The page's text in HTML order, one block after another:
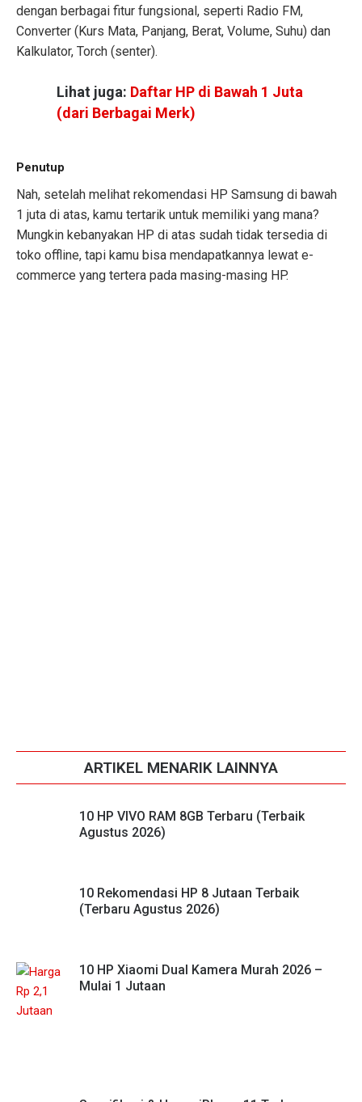
dengan berbagai fitur fungsional, seperti Radio FM,
Converter (Kurs Mata, Panjang, Berat, Volume, Suhu) dan
Kalkulator, Torch (senter).
Lihat juga: Daftar HP di Bawah 1 Juta
(dari Berbagai Merk)
Penutup
Nah, setelah melihat rekomendasi HP Samsung di bawah
1 juta di atas, kamu tertarik untuk memiliki yang mana?
Mungkin kebanyakan HP di atas sudah tidak tersedia di
toko offline, tapi kamu bisa mendapatkannya lewat e-
commerce yang tertera pada masing-masing HP.
ARTIKEL MENARIK LAINNYA
10 HP VIVO RAM 8GB Terbaru (Terbaik
Agustus 2026)
10 Rekomendasi HP 8 Jutaan Terbaik
(Terbaru Agustus 2026)
10 HP Xiaomi Dual Kamera Murah 2026 –
Mulai 1 Jutaan